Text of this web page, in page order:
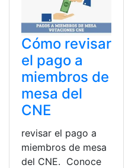
Cómo revisar
el pago a
miembros de
mesa del
CNE
revisar el pago a
miembros de mesa
del CNE. Conoce